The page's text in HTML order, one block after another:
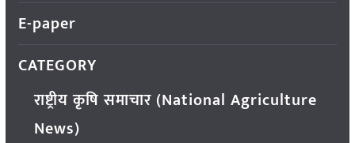
E-paper
CATEGORY
राष्ट्रीय कृषि समाचार (National Agriculture
News)